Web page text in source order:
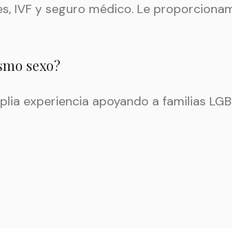
IVF y seguro médico. Le
sexo?
experiencia apoyando a familias